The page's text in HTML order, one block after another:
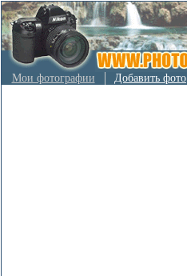
Мои фотографии
Добавить фото